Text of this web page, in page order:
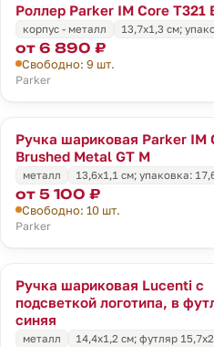
Роллер Parker IM Core T321
корпус - металл
13,7x1,3 см;
от 6 890 ₽
Свободно: 9 шт.
Parker
Ручка шариковая Parker IM
Brushed Metal GT M
металл 13,6x1,1 см; упаковка:
от 5 100 ₽
Свободно: 10 шт.
Parker
Ручка шариковая Lucenti с
подсветкой логотипа, в
синяя
металл 14,4х1,2 см; футляр